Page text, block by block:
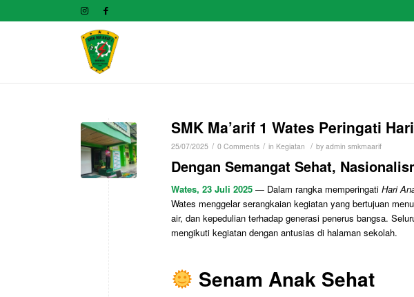
SMK Ma’arif 1 Wates Peringati
25/07/2025 / 0 Comments / in Kegiatan / by admin smkmaarif
Dengan Semangat Sehat,
Wates, 23 Juli 2025 — Dalam rangka memperingati Hari
Wates menggelar serangkaian kegiatan yang bertujuan
air, dan kepedulian terhadap generasi penerus bangsa.
mengikuti kegiatan dengan antusias di halaman sekolah.
Senam Anak Sehat